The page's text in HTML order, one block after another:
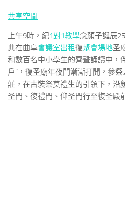
共享空間
上午9時，紀1對1教學念顏子誕辰
典在曲阜會議室出租復聚會場地圣
和數百名中小學生的齊聲誦讀中，
戶”，復圣廟年夜門漸漸打開，參
莊，在古裝祭奠禮生的引領下，沿
圣門、復禮門、仰圣門行至復圣殿